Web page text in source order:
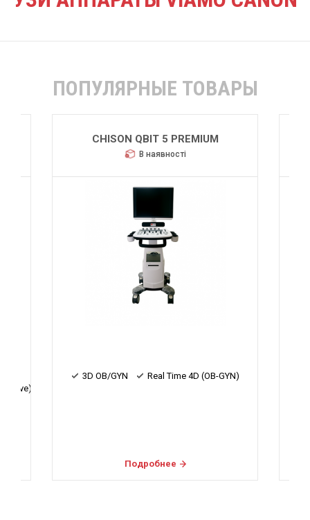
ПОПУЛЯРНЫЕ ТОВАРЫ
CHISON QBIT 5
В наявності
3D OB/GYN Real Time 4D (OB-GYN)
Подробнее